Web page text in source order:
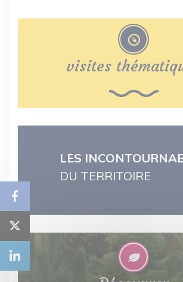
visites
LES
DU TERRITOIRE